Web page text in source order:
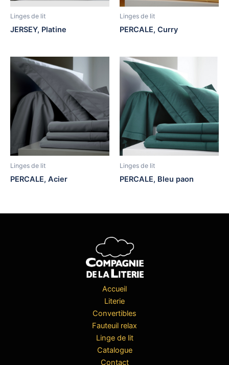
Linges de lit
JERSEY, Platine
Linges de lit
PERCALE, Curry
Linges de lit
PERCALE, Acier
Linges de lit
PERCALE, Bleu paon
Accueil
Literie
Convertibles
Fauteuil relax
Linge de lit
Catalogue
Contact